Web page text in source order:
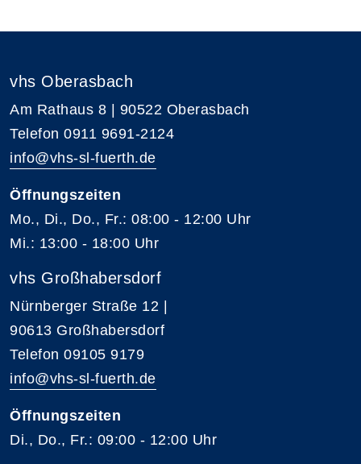
vhs Oberasbach
Am Rathaus 8 | 90522 Oberasbach
Telefon 0911 9691-2124
info@vhs-sl-fuerth.de
Öffnungszeiten
Mo., Di., Do., Fr.: 08:00 - 12:00 Uhr
Mi.: 13:00 - 18:00 Uhr
vhs Großhabersdorf
Nürnberger Straße 12 |
90613 Großhabersdorf
Telefon 09105 9179
info@vhs-sl-fuerth.de
Öffnungszeiten
Di., Do., Fr.: 09:00 - 12:00 Uhr